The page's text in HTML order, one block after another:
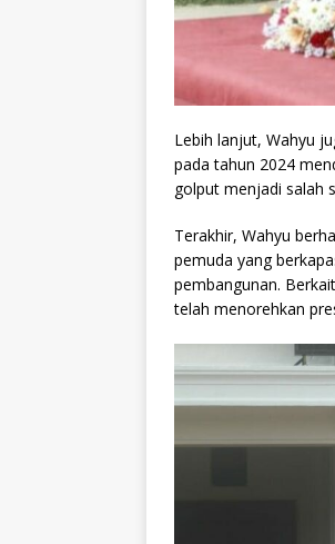
Lebih lanjut, Wahyu
pada tahun 2024
golput menjadi salah
Terakhir, Wahyu
pemuda yang
pembangunan.
telah menorehkan